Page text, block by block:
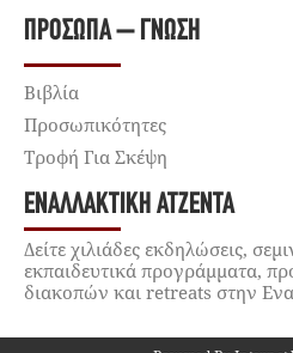
ΠΡΌΣΩΠΑ – ΓΝΏΣΗ
Βιβλία
Προσωπικότητες
Τροφή Για Σκέψη
ΕΝΑΛΛΑΚΤΙΚΉ ΑΤΖΈΝΤΑ
Δείτε χιλιάδες εκδηλώσεις,
εκπαιδευτικά προγράμματα,
διακοπών και retreats στην